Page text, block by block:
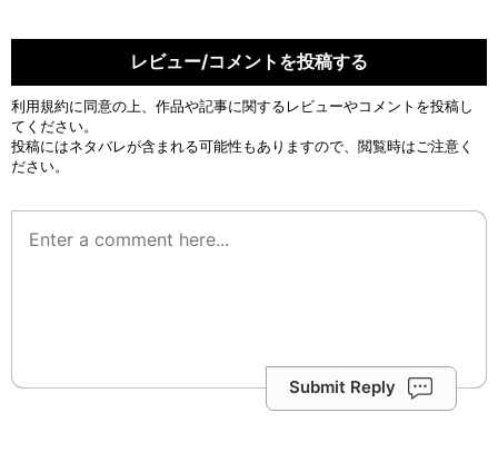
レビュー/コメントを投稿する
利用規約に同意の上、作品や記事に関するレビューやコメントを投稿し
てください。
投稿にはネタバレが含まれる可能性もありますので、閲覧時はご注意く
ださい。
Submit Reply